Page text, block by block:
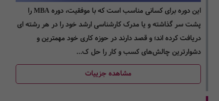
این دوره برای کسانی مناسب است که با موفقیت، دوره MBA را
پشت سر گذاشته­ و یا مدرک کارشناسی ارشد خود را در هر رشته ای
دریافت کرده اند؛ و قصد دارند در حوزه کاری خود مهم­ترین و
دشوارترین چالش­‌های کسب و کار را حل ک...
مشاهده جزییات